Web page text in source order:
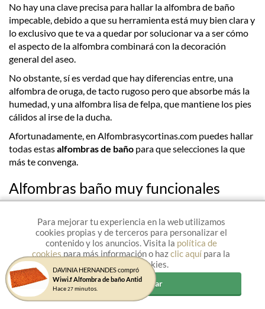
No hay una clave precisa para hallar la alfombra de baño
impecable, debido a que su herramienta está muy bien clara y
lo exclusivo que te va a quedar por solucionar va a ser cómo
el aspecto de la alfombra combinará con la decoración
general del aseo.
No obstante, sí es verdad que hay diferencias entre, una
alfombra de oruga, de tacto rugoso pero que absorbe más la
humedad, y una alfombra lisa de felpa, que mantiene los pies
cálidos al irse de la ducha.
Afortunadamente, en Alfombrasycortinas.com puedes hallar
todas estasalfombras de baño para que selecciones la que
más te convenga.
Alfombras baño muy funcionales
una alfombra que nos ayude a no caer y a secarnos con
calma.
Por esto, Alfombrasycortinas.com pone a tu disposición una
extensa variedad de modelos para que consigas elegir la que
más te agrade.
La mayor parte de alfombras tienen una parte de abajo
DAVINIA HERNANDES compró
Wiwi.f Alfombra de baño Antid
Hace 27minutos.
Para mejorar tu experiencia en la web utilizamos
cookies propias y de terceros para personalizar el
contenido y los anuncios. Visita la política de
cookies para más información o hazclic aquí para la
Gestión de cookies.
Aceptar y cerrar